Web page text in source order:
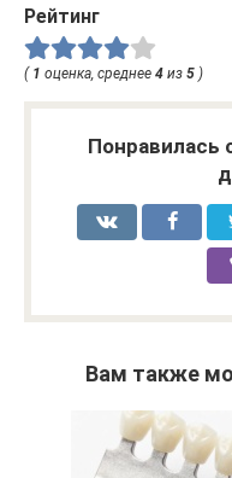
Рейтинг
( 1 оценка, среднее 4 из 5 )
Понравилась
Вам также